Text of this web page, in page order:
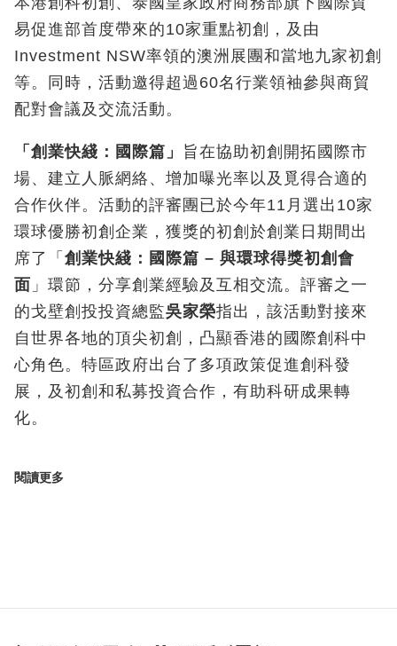
易促進部首度帶來的10家重點初創，及由
Investment NSW率領的澳洲展團和當地九家初創
等。同時，活動邀得超過60名行業領袖參與商貿
配對會議及交流活動。
「創業快綫：國際篇」 旨在協助初創開拓國際市
場、建立人脈網絡、增加曝光率以及覓得合適的
合作伙伴。活動的評審團已於今年11月選出10家
環球優勝初創企業，獲獎的初創於創業日期間出
席了「 創業快綫：國際篇 – 與環球得獎初創會
面 」環節，分享創業經驗及互相交流。評審之一
的戈壁創投投資總監吳家榮指出，該活動對接來
自世界各地的頂尖初創，凸顯香港的國際創科中
心角色。特區政府出台了多項政策促進創科發
展，及初創和私募投資合作，有助科研成果轉
化。
閱讀更多